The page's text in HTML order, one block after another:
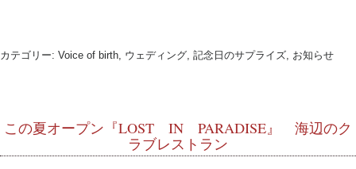
カテゴリー: Voice of birth, ウェディング, 記念日のサプライズ, お知らせ
この夏オープン『LOST IN PARADISE』 海辺のク
ラブレストラン